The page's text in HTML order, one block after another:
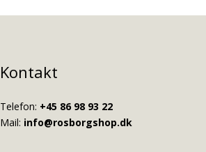
Kontakt
Telefon: +45 86 98 93 22
Mail: info@rosborgshop.dk